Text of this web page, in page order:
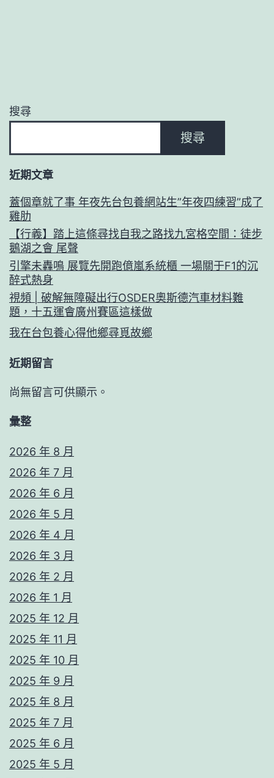
搜尋
搜尋
近期文章
蓋個章就了事 年夜先台包養網站生”年夜四練習”成了
雞肋
【行義】踏上這條尋找自我之路找九宮格空間：徒步
鵝湖之會 尾聲
引擎未轟鳴 展覽先開跑億嵐系統櫃 一場關于F1的沉
醉式熱身
視頻 | 破解無障礙出行OSDER奧斯德汽車材料難
題，十五運會廣州賽區這樣做
我在台包養心得他鄉尋覓故鄉
近期留言
尚無留言可供顯示。
彙整
2026 年 8 月
2026 年 7 月
2026 年 6 月
2026 年 5 月
2026 年 4 月
2026 年 3 月
2026 年 2 月
2026 年 1 月
2025 年 12 月
2025 年 11 月
2025 年 10 月
2025 年 9 月
2025 年 8 月
2025 年 7 月
2025 年 6 月
2025 年 5 月